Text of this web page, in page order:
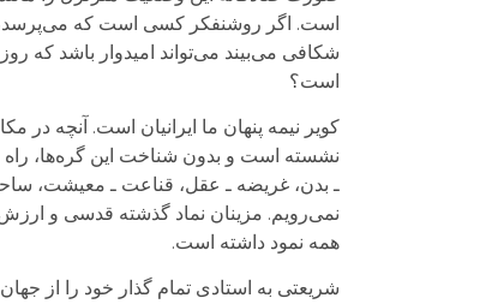
است. اگر روشنفکر کسی است که می‌پرسد،
شکافی می‌بیند می‌تواند امیدوار باشد که
است؟
کویر نیمه پنهان ما ایرانیان است. آنچه
نشسته است و بدون شناخت این گره‌ها،
ـ بدن، غریضه ـ عقل، قناعت ـ معیشت،
نمی‌رویم. مزینان نماد گذشته قدسی و
همه نمود داشته است.
شریعتی به استادی تمام گذار خود را از